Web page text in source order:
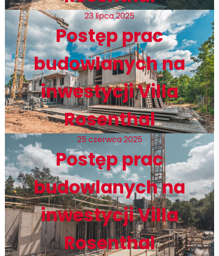
23 lipca 2025
Postęp prac
budowlanych na
inwestycji Villa
Rosenthal
25 czerwca 2025
Postęp prac
budowlanych na
inwestycji Villa
Rosenthal